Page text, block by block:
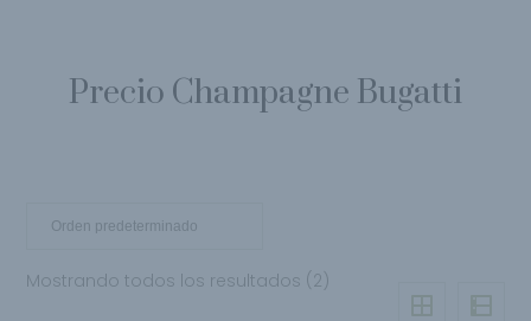
Precio Champagne Bugatti
Mostrando todos los resultados (2)